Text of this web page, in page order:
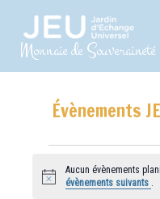
contenuMonnaie de Souveraineté
Évènements
for
30Notice
Aucun évènements
évènements suivants .